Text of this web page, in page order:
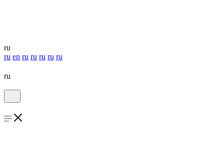
ru
ru en ru ru ru ru ru
ru